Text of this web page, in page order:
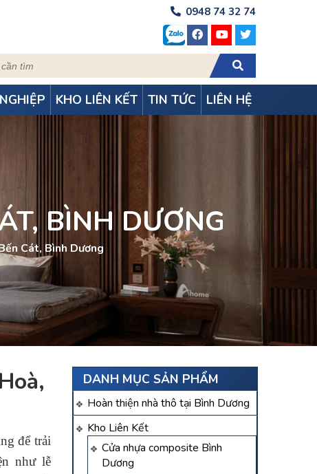
0948 74 32 74
KHO LIÊN KẾT TIN TỨC LIÊN HỆ
BÌNH DƯƠNG
Cát, Bình Dương
DANH MỤC SẢN PHẨM
Hoàn thiện nhà thô tại Bình Dương
Kho Liên Kết
Cửa nhựa composite Bình
Dương
để trải
như lễ